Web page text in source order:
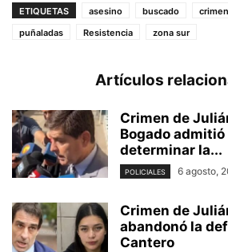
ETIQUETAS asesino buscado crimen
puñaladas
Resistencia zona sur
Artículos
Crimen de
Bogado
determinar la...
POLICIALES 6 agosto,
Crimen de
abandonó la
Cantero